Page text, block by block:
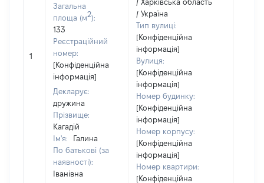
1
Загальна
площа (м2):
133
Реєстраційний
номер:
[Конфіденційна
інформація]
Декларує:
дружина
Прізвище:
Кагадій
Ім'я:
Галина
По батькові (за
наявності):
Іванівна
/ Харківська область
/ Україна
Тип вулиці:
[Конфіденційна
інформація]
Вулиця:
[Конфіденційна
інформація]
Номер будинку:
[Конфіденційна
інформація]
Номер корпусу:
[Конфіденційна
інформація]
Номер квартири:
[Конфіденційна